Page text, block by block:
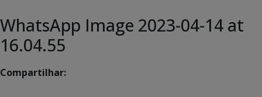
WhatsApp Image 2023-04-14 at
16.04.55
Compartilhar: